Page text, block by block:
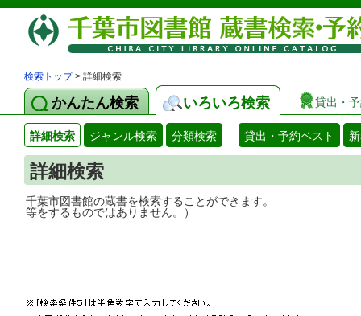
検索トップ> 詳細検索
かんたん検索 いろいろ検索 貸出・
詳細検索 ジャンル検索 分類検索 貸出・予約ベスト
詳細検索
千葉市図書館の蔵書を検索することがで
等をするものではありません。）